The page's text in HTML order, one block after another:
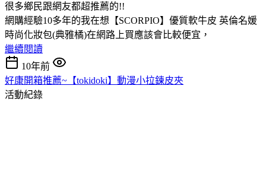
很多鄉民跟網友都超推薦的!!
網購經驗10多年的我在想【SCORPIO】優質軟牛皮 英倫名媛
時尚化妝包(典雅橘)在網路上買應該會比較便宜，
繼續閱讀
10年前
好康開箱推薦~【tokidoki】動漫小拉鍊皮夾
活動紀錄